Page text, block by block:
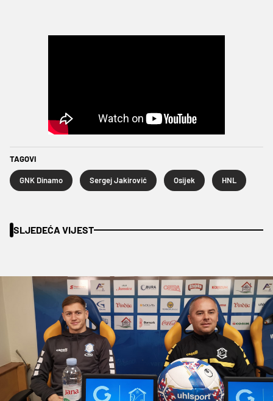
TAGOVI
GNK Dinamo Sergej Jakirović Osijek HNL
SLJEDEĆA VIJEST